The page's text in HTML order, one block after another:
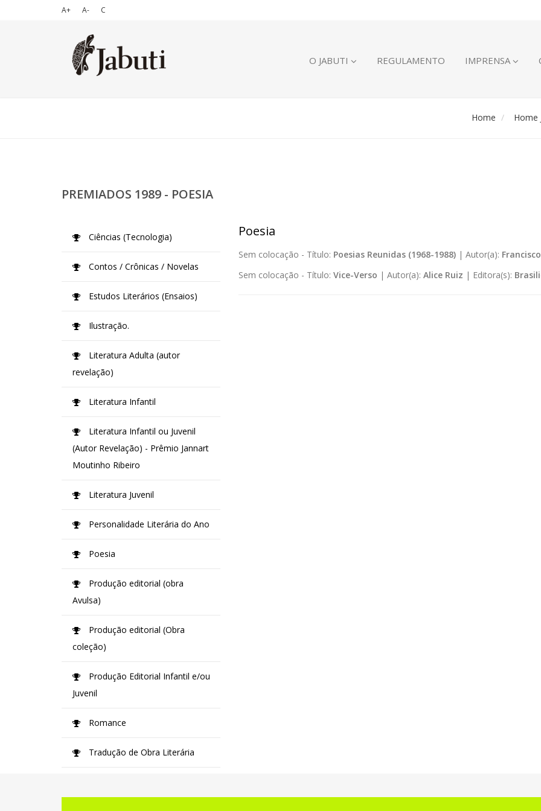
A+ A- C
O JABUTI REGULAMENTO IMPRENSA
Home Home
PREMIADOS 1989 - POESIA
Poesia
Sem colocação - Título: Poesias Reunidas (1968-1988)| Autor(a):
Sem colocação - Título: Vice-Verso | Autor(a): Alice Ruiz | Editora(s):
Ciências (Tecnologia)
Contos / Crônicas / Novelas
Estudos Literários (Ensaios)
Ilustração.
Literatura Adulta (autor
revelação)
Literatura Infantil
Literatura Infantil ou Juvenil
(Autor Revelação) - Prêmio Jannart
Moutinho Ribeiro
Literatura Juvenil
Personalidade Literária do Ano
Poesia
Produção editorial (obra
Avulsa)
Produção editorial (Obra
coleção)
Produção Editorial Infantil e/ou
Juvenil
Romance
Tradução de Obra Literária